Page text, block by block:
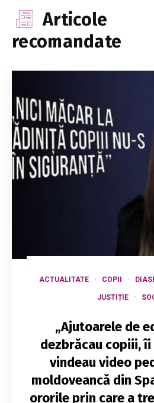
Articole
recomandate
ACTUALITATE COPII
JUSTIȚIE
„Ajutoarele de
dezbrăcau copiii,
vindeau video
moldoveancă din
ororile prin care a